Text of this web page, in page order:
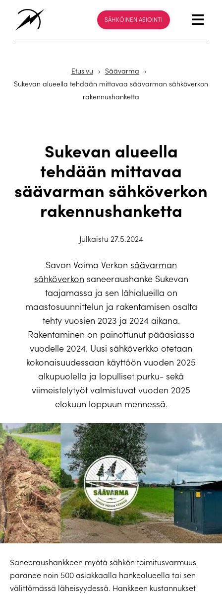
SÄHKÖINEN ASIOINTI
Etusivu › Säävarma
›
Sukevan alueella tehdään mittavaa säävarman sähköverkon
rakennushanketta
Sukevan alueella
tehdään mittavaa
säävarman sähköverkon
rakennushanketta
Julkaistu 27.5.2024
Savon Voima Verkon säävarman
sähköverkon saneeraushanke Sukevan
taajamassa ja sen lähialueilla on
maastosuunnittelun ja rakentamisen osalta
tehty vuosien 2023 ja 2024 aikana.
Rakentaminen on painottunut pääasiassa
vuodelle 2024. Uusi sähköverkko otetaan
kokonaisuudessaan käyttöön vuoden 2025
alkupuolella ja lopulliset purku- sekä
viimeistelytyöt valmistuvat vuoden 2025
elokuun loppuun mennessä.
Saneeraushankkeen myötä sähkön toimitusvarmuus
paranee noin 500 asiakkaalla hankealueella tai sen
välittömässä läheisyydessä. Hankkeen kustannukset